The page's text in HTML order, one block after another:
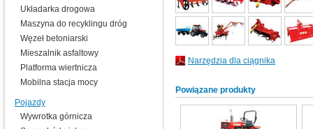
Narzędzia dla ciągnika
Powiązane produkty
Układarka drogowa
Maszyna do recyklingu dróg
Węzeł betoniarski
Mieszalnik asfaltowy
Platforma wiertnicza
Mobilna stacja mocy
Pojazdy
Wywrotka górnicza